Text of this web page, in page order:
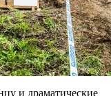
и драматические